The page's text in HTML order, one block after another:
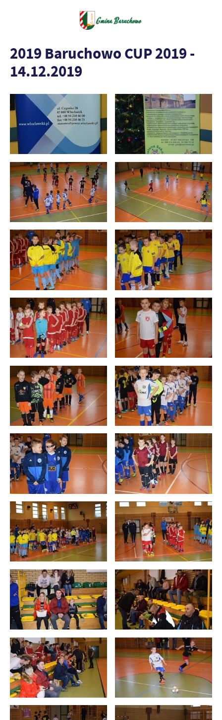
2019 Baruchowo CUP 2019 -
14.12.2019